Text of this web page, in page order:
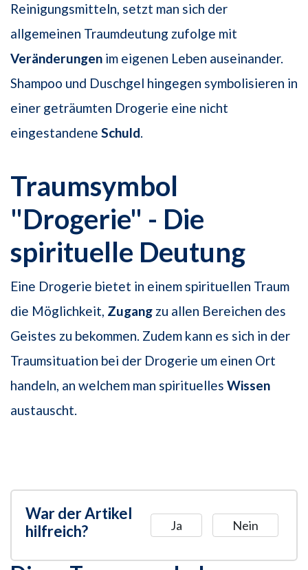
Reinigungsmitteln, setzt man sich der
allgemeinen Traumdeutung zufolge mit
Veränderungen im eigenen Leben auseinander.
Shampoo und Duschgel hingegen symbolisieren in
einer geträumten Drogerie eine nicht
eingestandene Schuld.
Traumsymbol
"Drogerie" - Die
spirituelle Deutung
Eine Drogerie bietet in einem spirituellen Traum
die Möglichkeit, Zugang zu allen Bereichen des
Geistes zu bekommen. Zudem kann es sich in der
Traumsituation bei der Drogerie um einen Ort
handeln, an welchem man spirituelles Wissen
austauscht.
War der Artikel
hilfreich?
Ja Nein